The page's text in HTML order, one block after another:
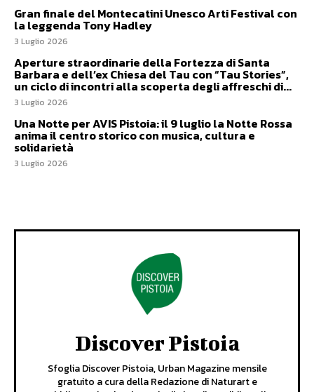
Gran finale del Montecatini Unesco Arti Festival con
la leggenda Tony Hadley
3 Luglio 2026
Aperture straordinarie della Fortezza di Santa
Barbara e dell’ex Chiesa del Tau con “Tau Stories”,
un ciclo di incontri alla scoperta degli affreschi di...
3 Luglio 2026
Una Notte per AVIS Pistoia: il 9 luglio la Notte Rossa
anima il centro storico con musica, cultura e
solidarietà
3 Luglio 2026
Discover Pistoia
Sfoglia Discover Pistoia, Urban Magazine mensile
gratuito a cura della Redazione di Naturart e